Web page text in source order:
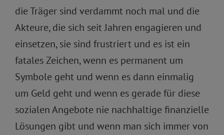
die Träger sind verdammt noch mal und die
Akteure, die sich seit Jahren engagieren und
einsetzen, sie sind frustriert und es ist ein
fatales Zeichen, wenn es permanent um
Symbole geht und wenn es dann einmalig
um Geld geht und wenn es gerade für diese
sozialen Angebote nie nachhaltige finanzielle
Lösungen gibt und wenn man sich immer von